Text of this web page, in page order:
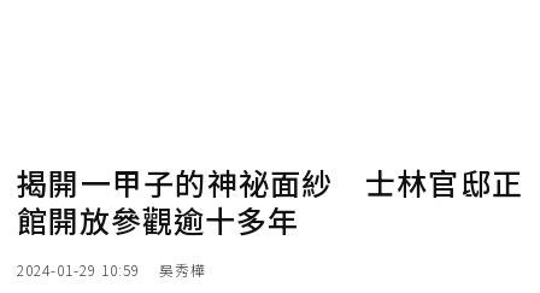
揭開一甲子的神祕面紗 士林官邸正
館開放參觀逾十多年
2024-01-29 10:59 吳秀樺